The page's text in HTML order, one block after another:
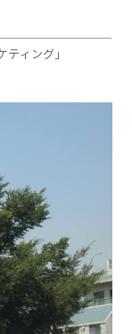
ィング」